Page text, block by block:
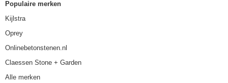
Populaire merken
Kijlstra
Oprey
Onlinebetonstenen.nl
Claessen Stone + Garden
Alle merken